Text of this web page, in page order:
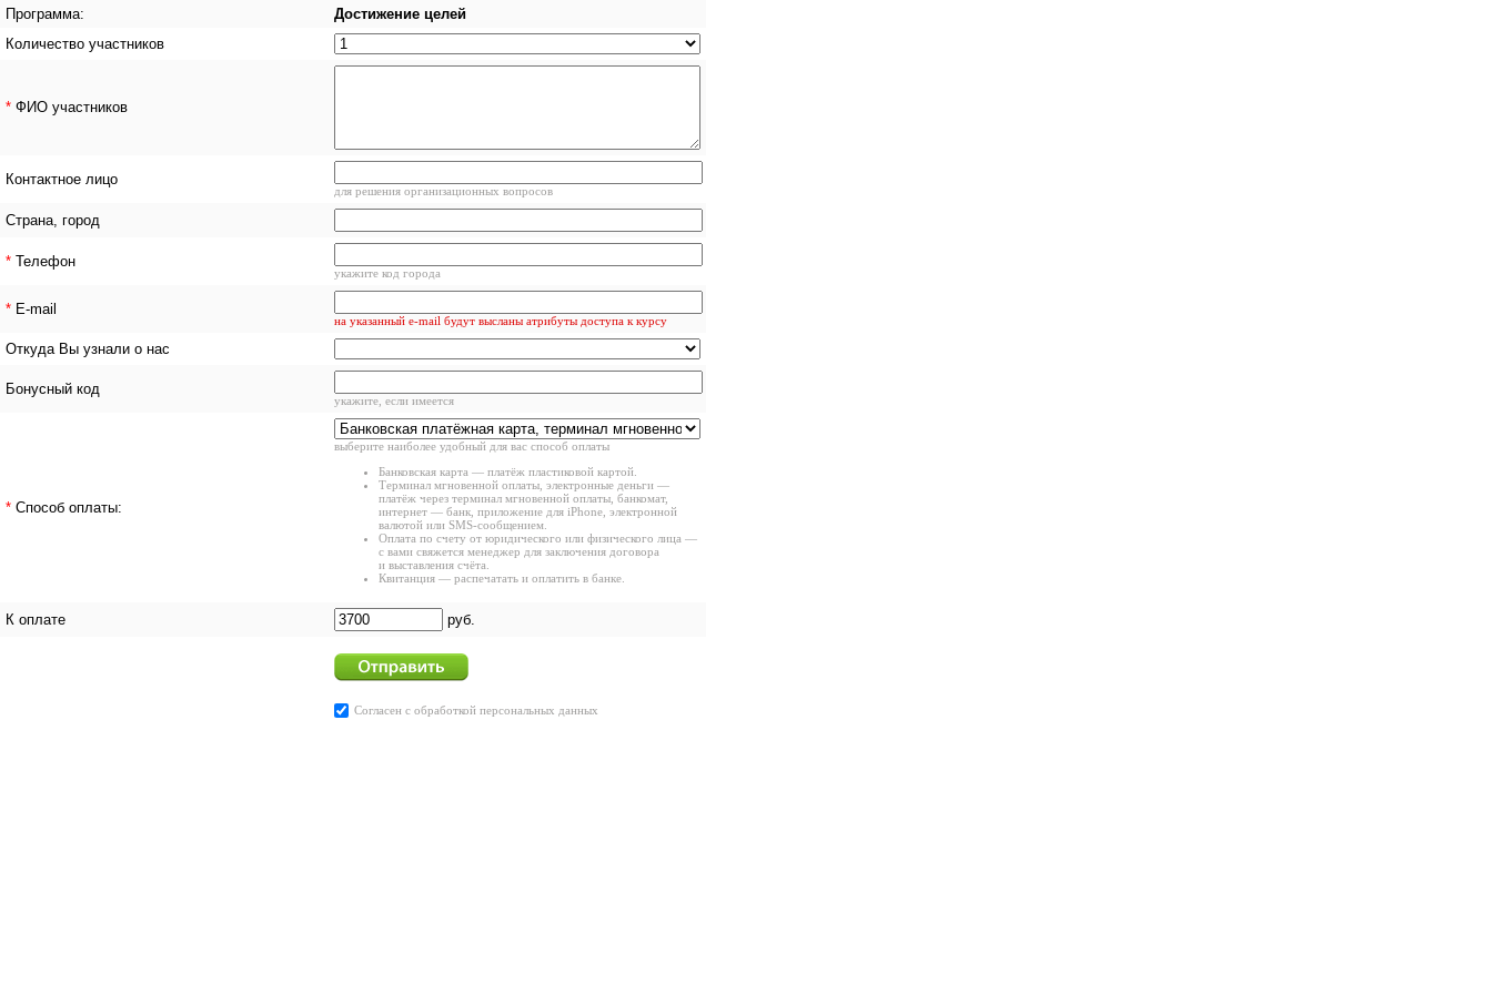
Программа:
Достижение целей
Количество участников
* ФИО участников
Контактное лицо
для решения организационных вопросов
Страна, город
* Телефон
укажите код города
* E-mail
на указанный e-mail будут высланы атрибуты доступа к курсу
Откуда Вы узнали о нас
Бонусный код
укажите, если имеется
* Способ оплаты:
выберите наиболее удобный для вас способ оплаты
Банковская карта — платёж пластиковой картой.
Терминал мгновенной оплаты, электронные деньги —
платёж через терминал мгновенной оплаты, банкомат,
интернет — банк, приложение для iPhone, электронной
валютой или SMS-сообщением.
Оплата по счету от юридического или физического лица —
с вами свяжется менеджер для заключения договора
и выставления счёта.
Квитанция — распечатать и оплатить в банке.
К оплате руб.
Согласен с обработкой персональных данных